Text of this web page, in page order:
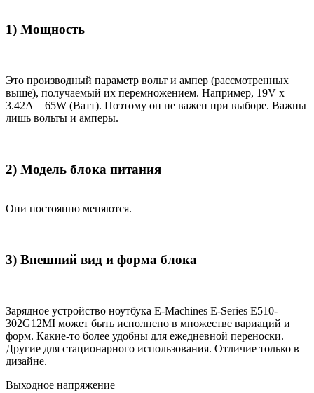
1) Мощность
Это производный параметр вольт и ампер (рассмотренных
выше), получаемый их перемножением. Например, 19V x
3.42A = 65W (Ватт). Поэтому он не важен при выборе. Важны
лишь вольты и амперы.
2) Модель блока питания
Они постоянно меняются.
3) Внешний вид и форма блока
Зарядное устройство ноутбука E-Machines E-Series E510-
302G12MI может быть исполнено в множестве вариаций и
форм. Какие-то более удобны для ежедневной переноски.
Другие для стационарного использования. Отличие только в
дизайне.
Выходное напряжение